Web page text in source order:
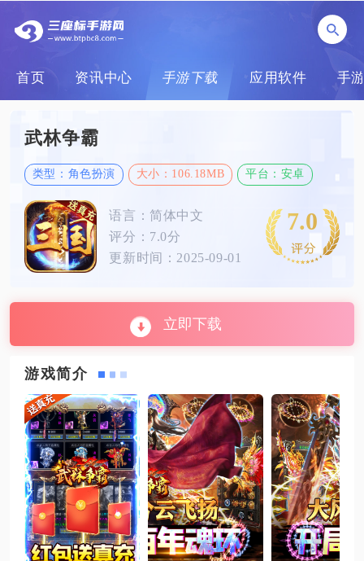
首页 资讯中心 手游下载 应用软件 手
武林争霸
类型：角色扮演 大小：106.18MB 平台：安卓
语言：简体中文
评分：7.0分
更新时间：2025-09-01
7.0
立即下载
游戏简介